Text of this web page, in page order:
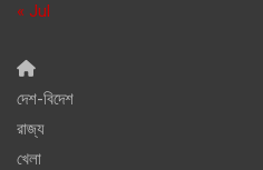
« Jul
দেশ-বিদেশ
রাজ্য
খেলা